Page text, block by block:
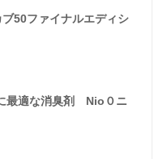
50ファイナルエディシ
最適な消臭剤 Nio０ニ